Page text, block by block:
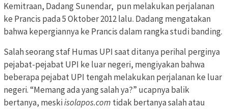
Kemitraan, Dadang Sunendar, pun melakukan perjalanan
ke Prancis pada 5 Oktober 2012 lalu. Dadang mengatakan
bahwa kepergiannya ke Prancis dalam rangka studi banding.
Salah seorang staf Humas UPI saat ditanya perihal perginya
pejabat-pejabat UPI ke luar negeri, mengiyakan bahwa
beberapa pejabat UPI tengah melakukan perjalanan ke luar
negeri. “Memang ada yang salah ya?” ucapnya balik
bertanya, meskiisolapos.com tidak bertanya salah atau